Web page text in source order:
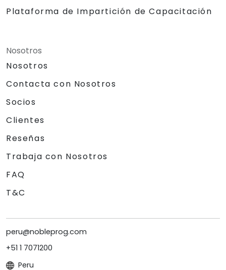
Plataforma de Impartición de Capacitación
Nosotros
Nosotros
Contacta con Nosotros
Socios
Clientes
Reseñas
Trabaja con Nosotros
FAQ
T&C
peru@nobleprog.com
+51 1 7071200
Peru